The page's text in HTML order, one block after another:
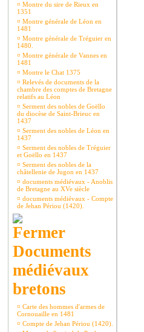
¤ Montre du sire de Rieux en
1351
¤ Montre générale de Léon en
1481
¤ Montre générale de Tréguier en
1480.
¤ Montre générale de Vannes en
1481
¤ Montre le Chat 1375
¤ Relevés de documents de la
chambre des comptes de Bretagne
relatifs au Léon
¤ Serment des nobles de Goëllo
du diocèse de Saint-Brieuc en
1437
¤ Serment des nobles de Léon en
1437
¤ Serment des nobles de Tréguier
et Goëllo en 1437
¤ Serment des nobles de la
châtellenie de Jugon en 1437
¤ documents médiévaux - Anoblis
de Bretagne au XVe siècle
¤ documents médiévaux - Compte
de Jehan Périou (1420).
Documents
médiévaux
bretons
¤ Carte des hommes d'armes de
Cornouaille en 1481
¤ Compte de Jehan Périou (1420).